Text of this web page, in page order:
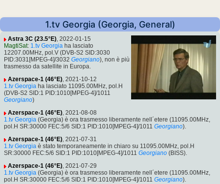
1.tv Georgia (Georgia, General)
Astra 3C (23.5°E), 2022-01-15
MagtiSat: 1.tv Georgia ha lasciato
12207.00MHz, pol.V (DVB-S2 SID:3030
PID:3031[MPEG-4]/3032 Georgiano), non è più
trasmesso da satellite in Europa.
Azerspace-1 (46°E), 2021-10-12
1.tv Georgia ha lasciato 11095.00MHz, pol.H
(DVB-S2 SID:1 PID:1010[MPEG-4]/1011
Georgiano)
Azerspace-1 (46°E), 2021-08-08
1.tv Georgia (Georgia) è ora trasmesso liberamente nell´etere (11095.00MHz,
pol.H SR:30000 FEC:5/6 SID:1 PID:1010[MPEG-4]/1011 Georgiano).
Azerspace-1 (46°E), 2021-07-31
1.tv Georgia è stato temporaneamente in chiaro su 11095.00MHz, pol.H
SR:30000 FEC:5/6 SID:1 PID:1010[MPEG-4]/1011 Georgiano (BISS).
Azerspace-1 (46°E), 2021-07-29
1.tv Georgia (Georgia) è ora trasmesso liberamente nell´etere (11095.00MHz,
pol.H SR:30000 FEC:5/6 SID:1 PID:1010[MPEG-4]/1011 Georgiano).